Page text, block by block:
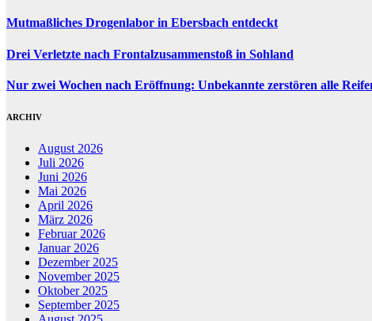
Mutmaßliches Drogenlabor in Ebersbach entdeckt
Drei Verletzte nach Frontalzusammenstoß in Sohland
Nur zwei Wochen nach Eröffnung: Unbekannte zerstören alle
ARCHIV
August 2026
Juli 2026
Juni 2026
Mai 2026
April 2026
März 2026
Februar 2026
Januar 2026
Dezember 2025
November 2025
Oktober 2025
September 2025